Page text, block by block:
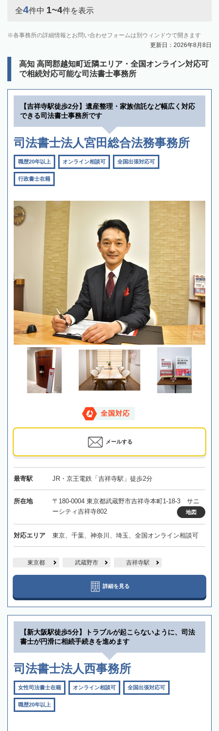
全4件中 1~4件を表示
各事務所の詳細情報とお問い合わせフォームは別ウィンドウで開きます
更新日：2026年8月8日
高知 高岡郡越知町近隣エリア・全国オンライン対応可
で相続対応可能な司法書士事務所
【吉祥寺駅徒歩2分】遺産整理・家族信託など幅広く対応
できる司法書士事務所です
司法書士法人宮田総合法務事務所
職歴20年以上 オンライン相談可 全国出張対応可
行政書士在籍
全国対応
メールする
最寄駅 JR・京王電鉄「吉祥寺駅」徒歩2分
所在地
〒180-0004 東京都武蔵野市吉祥寺本町1-18-3 サニ
ーシティ吉祥寺802
地図
対応エリア 東京、千葉、神奈川、埼玉、全国オンライン相談可
東京都 武蔵野市 吉祥寺駅
詳細を見る
【新大阪駅徒歩5分】トラブルが起こらないように、司法
書士が円滑に相続手続きを進めます
司法書士法人西事務所
女性司法書士在籍 オンライン相談可 全国出張対応可
職歴20年以上